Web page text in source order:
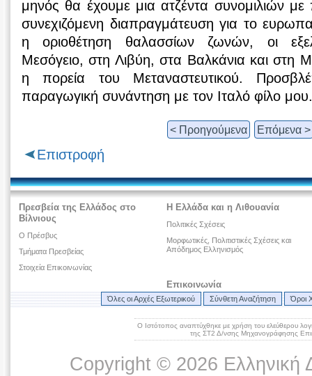
μηνός θα έχουμε μια ατζέντα συνομιλιών
συνεχιζόμενη διαπραγμάτευση για το
η οριοθέτηση θαλασσίων ζωνών, οι
Μεσόγειο, στη Λιβύη, στα Βαλκάνια και στη
η πορεία του Μεταναστευτικού.
παραγωγική συνάντηση με τον Ιταλό φίλο
< Προηγούμενα Επόμενα >
Επιστροφή
Πρεσβεία της Ελλάδος στο
Βίλνιους
O Πρέσβυς
Τμήματα Πρεσβείας
Στοιχεία Επικοινωνίας
Η Ελλάδα και η Λιθουανία
Πολιτικές Σχέσεις
Μορφωτικές, Πολιτιστικές Σχέσεις και
Απόδημος Ελληνισμός
Επικοινωνία
Όλες οι Αρχές Εξωτερικού Σύνθετη Αναζήτηση Όροι
Ο Ιστότοπος αναπτύχθηκε με χρήση του ελεύθερου
της ΣΤ2 Δ/νσης Μηχανογράφησης
Copyright © 2026